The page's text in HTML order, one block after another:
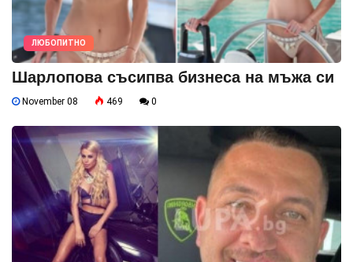
ЛЮБОПИТНО
Шарлопова съсипва бизнеса на мъжа си
November 08 469 0